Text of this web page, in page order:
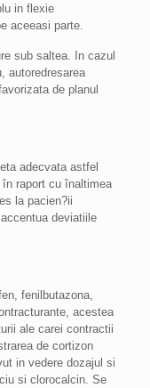
in flexie
aceeasi parte.
sub saltea. In cazul
autoredresarea
de planul
adecvata astfel
raport cu înaltimea
la pacien?ii
deviatiile
fenilbutazona,
acestea
ale carei contractii
de cortizon
in vedere dozajul si
si clorocalcin. Se